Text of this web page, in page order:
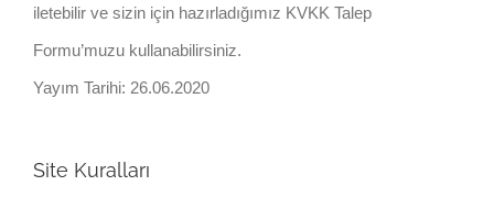
iletebilir ve sizin için hazırladığımız KVKK Talep
Formu’muzu kullanabilirsiniz.
Yayım Tarihi: 26.06.2020
Site Kuralları